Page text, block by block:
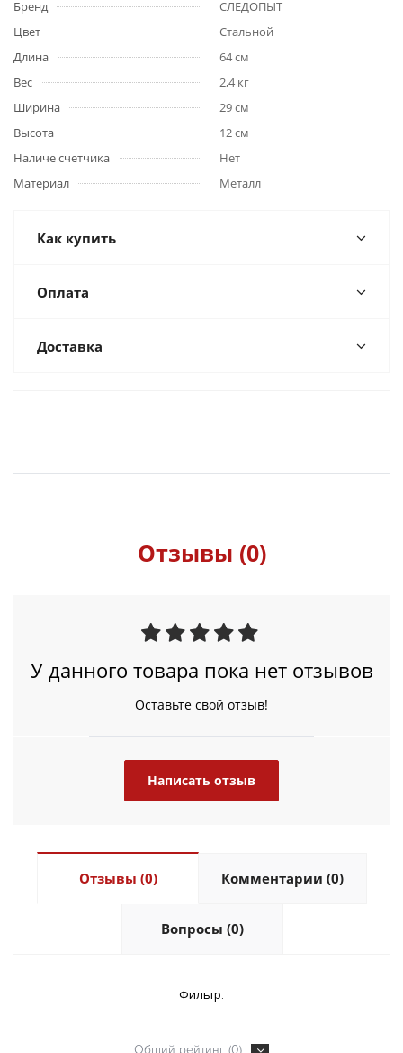
Бренд
СЛЕДОПЫТ
Цвет
Стальной
Длина
64 см
Вес
2,4 кг
Ширина
29 см
Высота
12 см
Наличе счетчика
Нет
Материал
Металл
Как купить
Оплата
Доставка
Отзывы (0)
У данного товара пока нет отзывов
Оставьте свой отзыв!
Написать отзыв
Отзывы (0) Комментарии (0)
Вопросы (0)
Фильтр:
Общий рейтинг (0)